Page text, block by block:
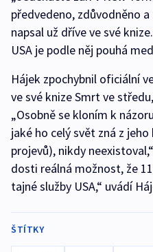
předvedeno, zdůvodněno
napsal už dříve ve své
USA je podle něj pouhá
Hájek zpochybnil oficiální
ve své knize Smrt ve
„Osobně se kloním k
jaké ho celý svět zná z
projevů), nikdy
dosti reálná možnost, že
tajné služby USA,“ uvádí
ŠTÍTKY